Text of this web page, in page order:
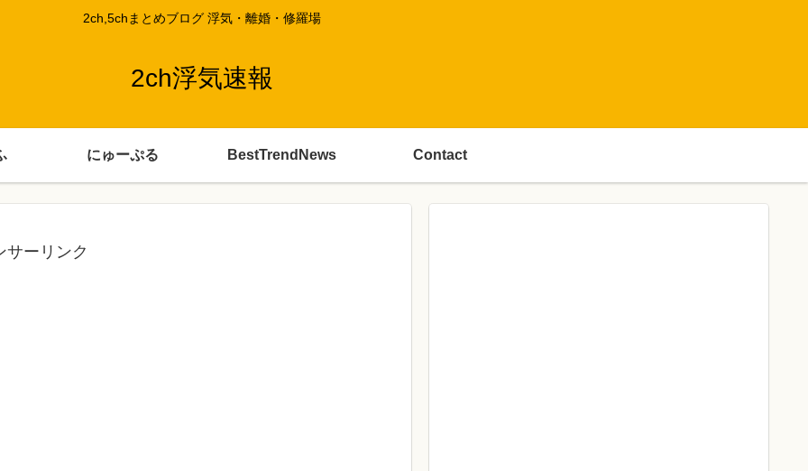
2ch,5chまとめブログ 浮気・離婚・修羅場
2ch浮気速報
にゅーぷる BestTrendNews Contact
サーリンク